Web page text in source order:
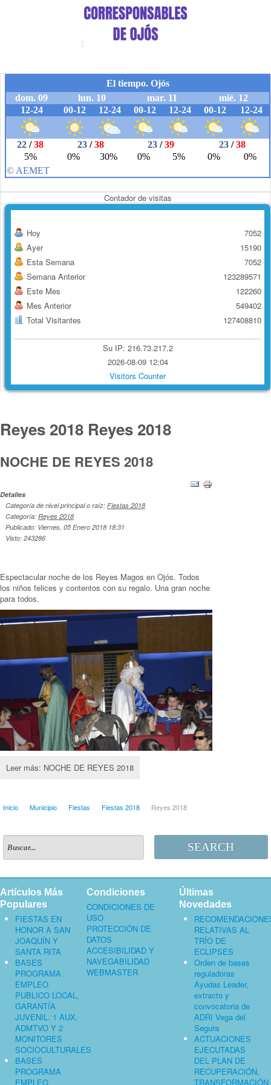
Contador de visitas
Hoy
Ayer
Esta Semana
Semana Anterior
Este Mes
Mes Anterior
Total Visitantes
7052
15190
7052
123289571
122260
549402
127408810
Su IP: 216.73.217.2
2026-08-09 12:04
Visitors Counter
Reyes 2018 Reyes 2018
NOCHE DE REYES 2018
Detalles
Categoría de nivel principal o raíz: Fiestas 2018
Categoría: Reyes 2018
Publicado: Viernes, 05 Enero 2018 18:31
Visto: 243286
Espectacular noche de los Reyes Magos en Ojós. Todos
los niños felices y contentos con su regalo. Una gran noche
para todos.
Leer más: NOCHE DE REYES 2018
Inicio Municipio Fiestas Fiestas 2018 Reyes 2018
SEARCH
Artículos Más
Populares
FIESTAS EN
HONOR A SAN
JOAQUÍN Y
SANTA RITA
BASES
PROGRAMA
EMPLEO
PUBLICO LOCAL,
GARANTÍA
JUVENIL. 1 AUX.
ADMTVO Y 2
MONITORES
SOCIOCULTURALES
BASES
PROGRAMA
EMPLEO
Condiciones
CONDICIONES DE
USO
PROTECCIÓN DE
DATOS
ACCESIBILIDAD Y
NAVEGABILIDAD
WEBMASTER
Últimas
Novedades
RELATIVAS AL
TRÍO DE
ECLIPSES
Orden de bases
reguladoras
Ayudas Leader,
extracto y
convocatoria de
ADRI Vega del
Segura
ACTUACIONES
EJECUTADAS
DEL PLAN DE
RECUPERACIÓN,
TRANSFORMACIÓN